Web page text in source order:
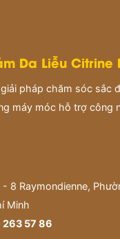
Da Liễu
pháp chăm sóc sắc
máy móc hỗ trợ công
8 Raymondienne,
Minh
57 86